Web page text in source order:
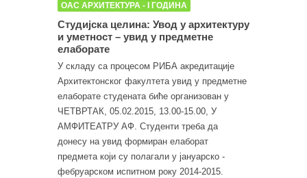
ОАС АРХИТЕКТУРА - I ГОДИНА
Студијска целина: Увод у архитектуру
и уметност – увид у предметне
елаборате
У складу са процесом РИБА акредитације
Архитектонског факултета увид у предметне
елаборате студената биће организован у
ЧЕТВРТАК, 05.02.2015, 13.00-15.00, У
АМФИТЕАТРУ АФ. Студенти треба да
донесу на увид формиран елаборат
предмета који су полагали у јануарско -
фебруарском испитном року 2014-2015.